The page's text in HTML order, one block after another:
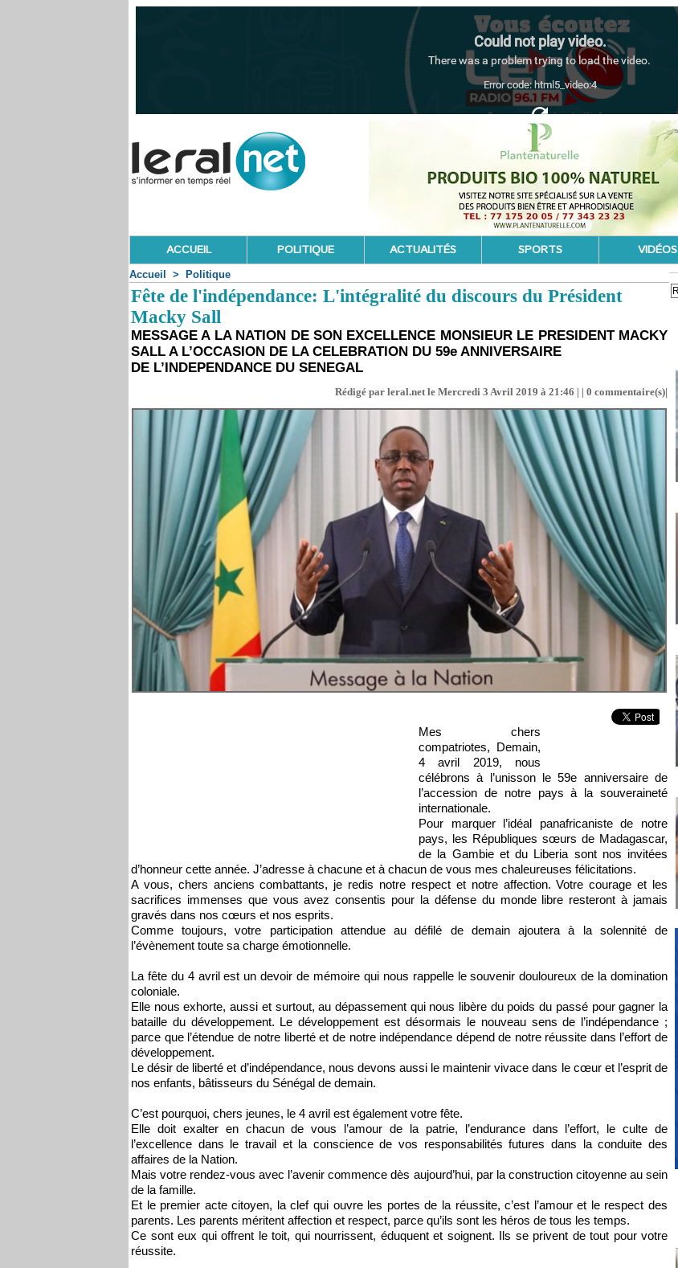
ACCUEIL POLITIQUE ACTUALITÉS SPORTS VIDÉOS
Accueil > Politique
Fête de l'indépendance: L'intégralité du discours du Président
Macky Sall
MESSAGE A LA NATION DE SON EXCELLENCE MONSIEUR LE PRESIDENT MACKY
SALL A L’OCCASION DE LA CELEBRATION DU 59e ANNIVERSAIRE
DE L’INDEPENDANCE DU SENEGAL
Rédigé par leral.net le Mercredi 3 Avril 2019 à 21:46 | | 0 commentaire(s)|
Mes chers
compatriotes, Demain,
4 avril 2019, nous
célébrons à l’unisson le 59e anniversaire de
l’accession de notre pays à la souveraineté
internationale.
Pour marquer l’idéal panafricaniste de notre
pays, les Républiques sœurs de Madagascar,
de la Gambie et du Liberia sont nos invitées
d’honneur cette année. J’adresse à chacune et à chacun de vous mes chaleureuses félicitations.
A vous, chers anciens combattants, je redis notre respect et notre affection. Votre courage et les
sacrifices immenses que vous avez consentis pour la défense du monde libre resteront à jamais
gravés dans nos cœurs et nos esprits.
Comme toujours, votre participation attendue au défilé de demain ajoutera à la solennité de
l’évènement toute sa charge émotionnelle.
La fête du 4 avril est un devoir de mémoire qui nous rappelle le souvenir douloureux de la domination
coloniale.
Elle nous exhorte, aussi et surtout, au dépassement qui nous libère du poids du passé pour gagner la
bataille du développement. Le développement est désormais le nouveau sens de l’indépendance ;
parce que l’étendue de notre liberté et de notre indépendance dépend de notre réussite dans l’effort de
développement.
Le désir de liberté et d’indépendance, nous devons aussi le maintenir vivace dans le cœur et l’esprit de
nos enfants, bâtisseurs du Sénégal de demain.
C’est pourquoi, chers jeunes, le 4 avril est également votre fête.
Elle doit exalter en chacun de vous l’amour de la patrie, l’endurance dans l’effort, le culte de
l’excellence dans le travail et la conscience de vos responsabilités futures dans la conduite des
affaires de la Nation.
Mais votre rendez-vous avec l’avenir commence dès aujourd’hui, par la construction citoyenne au sein
de la famille.
Et le premier acte citoyen, la clef qui ouvre les portes de la réussite, c’est l’amour et le respect des
parents. Les parents méritent affection et respect, parce qu’ils sont les héros de tous les temps.
Ce sont eux qui offrent le toit, qui nourrissent, éduquent et soignent. Ils se privent de tout pour votre
réussite.